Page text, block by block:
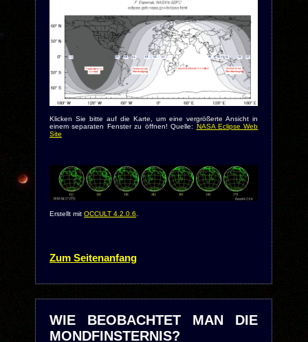
Klicken Sie bitte auf die Karte, um eine vergrößerte Ansicht in
einem separaten Fenster zu öffnen! Quelle: NASA Eclipse Web
Site
Erstellt mit OCCULT 4.2.0.6.
Zum Seitenanfang
WIE BEOBACHTET MAN DIE
MONDFINSTERNIS?